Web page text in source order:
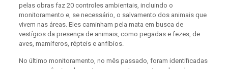
pelas obras faz 20 controles ambientais, incluindo o
monitoramento e, se necessário, o salvamento dos animais que
vivem nas áreas. Eles caminham pela mata em busca de
vestígios da presença de animais, como pegadas e fezes, de
aves, mamíferos, répteis e anfíbios.
No último monitoramento, no mês passado, foram identificadas